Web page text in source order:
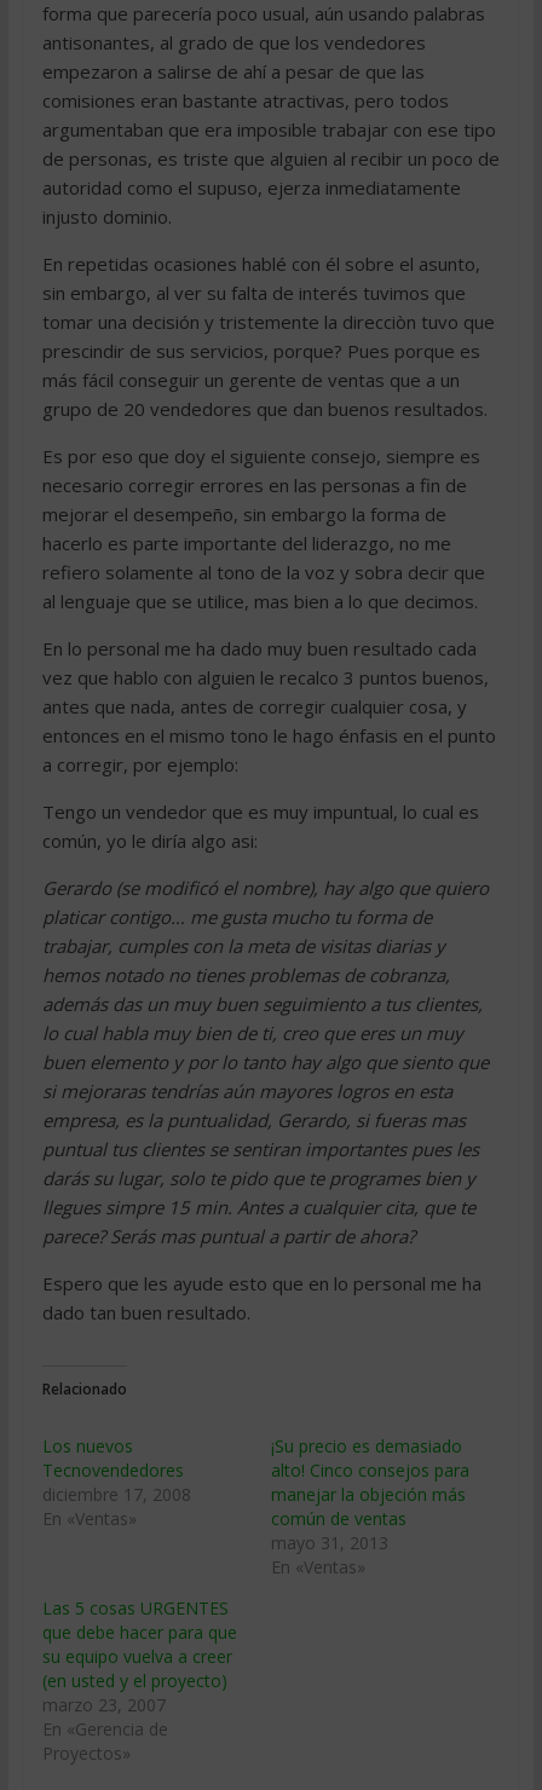
forma que parecería poco usual, aún usando palabras
antisonantes, al grado de que los vendedores
empezaron a salirse de ahí a pesar de que las
comisiones eran bastante atractivas, pero todos
argumentaban que era imposible trabajar con ese tipo
de personas, es triste que alguien al recibir un poco de
autoridad como el supuso, ejerza inmediatamente
injusto dominio.
En repetidas ocasiones hablé con él sobre el asunto,
sin embargo, al ver su falta de interés tuvimos que
tomar una decisión y tristemente la direcciòn tuvo que
prescindir de sus servicios, porque? Pues porque es
más fácil conseguir un gerente de ventas que a un
grupo de 20 vendedores que dan buenos resultados.
Es por eso que doy el siguiente consejo, siempre es
necesario corregir errores en las personas a fin de
mejorar el desempeño, sin embargo la forma de
hacerlo es parte importante del liderazgo, no me
refiero solamente al tono de la voz y sobra decir que
al lenguaje que se utilice, mas bien a lo que decimos.
En lo personal me ha dado muy buen resultado cada
vez que hablo con alguien le recalco 3 puntos buenos,
antes que nada, antes de corregir cualquier cosa, y
entonces en el mismo tono le hago énfasis en el punto
a corregir, por ejemplo:
Tengo un vendedor que es muy impuntual, lo cual es
común, yo le diría algo asi:
Gerardo (se modificó el nombre), hay algo que quiero
platicar contigo… me gusta mucho tu forma de
trabajar, cumples con la meta de visitas diarias y
hemos notado no tienes problemas de cobranza,
además das un muy buen seguimiento a tus clientes,
lo cual habla muy bien de ti, creo que eres un muy
buen elemento y por lo tanto hay algo que siento que
si mejoraras tendrías aún mayores logros en esta
empresa, es la puntualidad, Gerardo, si fueras mas
puntual tus clientes se sentiran importantes pues les
darás su lugar, solo te pido que te programes bien y
llegues simpre 15 min. Antes a cualquier cita, que te
parece? Serás mas puntual a partir de ahora?
Espero que les ayude esto que en lo personal me ha
dado tan buen resultado.
Relacionado
Los nuevos
Tecnovendedores
diciembre 17, 2008
En «Ventas»
¡Su precio es demasiado
alto! Cinco consejos para
manejar la objeción más
común de ventas
mayo 31, 2013
En «Ventas»
Las 5 cosas URGENTES
que debe hacer para que
su equipo vuelva a creer
(en usted y el proyecto)
marzo 23, 2007
En «Gerencia de
Proyectos»